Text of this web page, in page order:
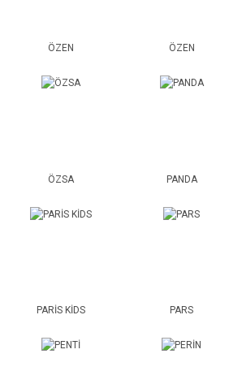
ÖZEN ÖZEN
ÖZSA PANDA
PARİS KİDS PARS